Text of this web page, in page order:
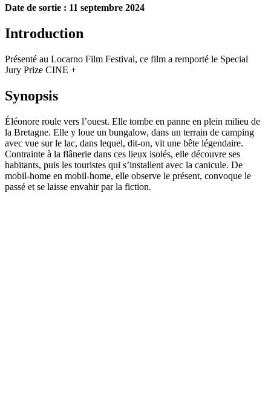
Date de sortie : 11 septembre 2024
Introduction
Présenté au Locarno Film Festival, ce film a remporté le Special
Jury Prize CINE +
Synopsis
Éléonore roule vers l’ouest. Elle tombe en panne en plein milieu de
la Bretagne. Elle y loue un bungalow, dans un terrain de camping
avec vue sur le lac, dans lequel, dit-on, vit une bête légendaire.
Contrainte à la flânerie dans ces lieux isolés, elle découvre ses
habitants, puis les touristes qui s’installent avec la canicule. De
mobil-home en mobil-home, elle observe le présent, convoque le
passé et se laisse envahir par la fiction.